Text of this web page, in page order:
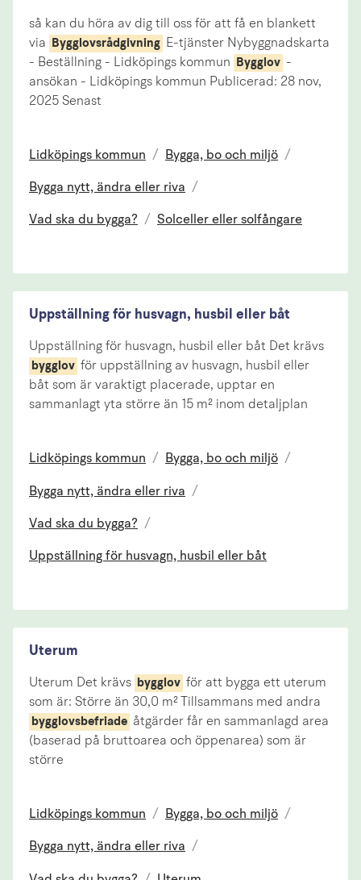
så kan du höra av dig till oss för att få en blankett
via
Bygglovsrådgivning E-tjänster Nybyggnadskarta
- Beställning - Lidköpings kommun
Bygglov -
ansökan - Lidköpings kommun Publicerad: 28 nov,
2025 Senast
Lidköpings kommun / Bygga, bo och miljö /
Bygga nytt, ändra eller riva /
Vad ska du bygga? / Solceller eller solfångare
Uppställning för husvagn, husbil eller båt
Uppställning för husvagn, husbil eller båt Det krävs
bygglov för uppställning av husvagn, husbil eller
båt som är varaktigt placerade, upptar en
sammanlagt yta större än 15 m² inom detaljplan
Lidköpings kommun / Bygga, bo och miljö /
Bygga nytt, ändra eller riva /
Vad ska du bygga? /
Uppställning för husvagn, husbil eller båt
Uterum
Uterum Det krävs bygglov för att bygga ett uterum
som är: Större än 30,0 m² Tillsammans med andra
bygglovsbefriade åtgärder får en sammanlagd area
(baserad på bruttoarea och öppenarea) som är
större
Lidköpings kommun / Bygga, bo och miljö /
Bygga nytt, ändra eller riva /